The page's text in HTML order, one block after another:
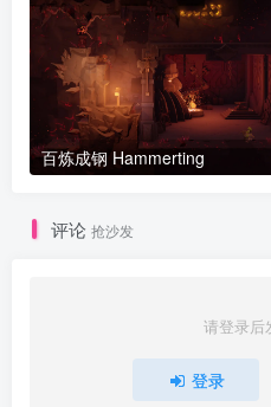
百炼成钢 Hammerting
评论 抢沙发
请登录后
登录